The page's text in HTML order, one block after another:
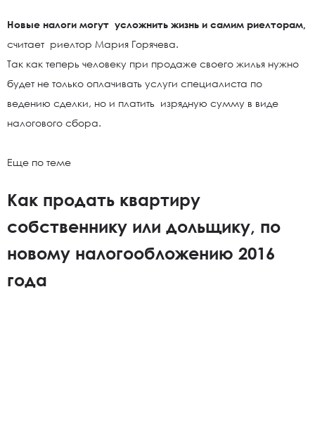
Новые налоги могут усложнить жизнь и самим риелторам,
считает риелтор Мария Горячева.
Так как теперь человеку при продаже своего жилья нужно
будет не только оплачивать услуги специалиста по
ведению сделки, но и платить изрядную сумму в виде
налогового сбора.
Еще по теме
Как продать квартиру
собственнику или дольщику, по
новому налогообложению 2016
года